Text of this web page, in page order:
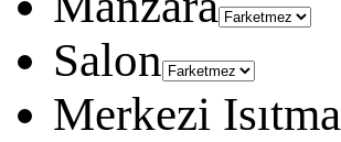
Salon
Merkezi Isıtma